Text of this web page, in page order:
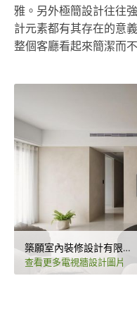
雅。另外極簡設計往往
計元素都有其存在的意
整個客廳看起來簡潔而
築願室內裝修設計有限公司
查看更多電視牆設計圖片